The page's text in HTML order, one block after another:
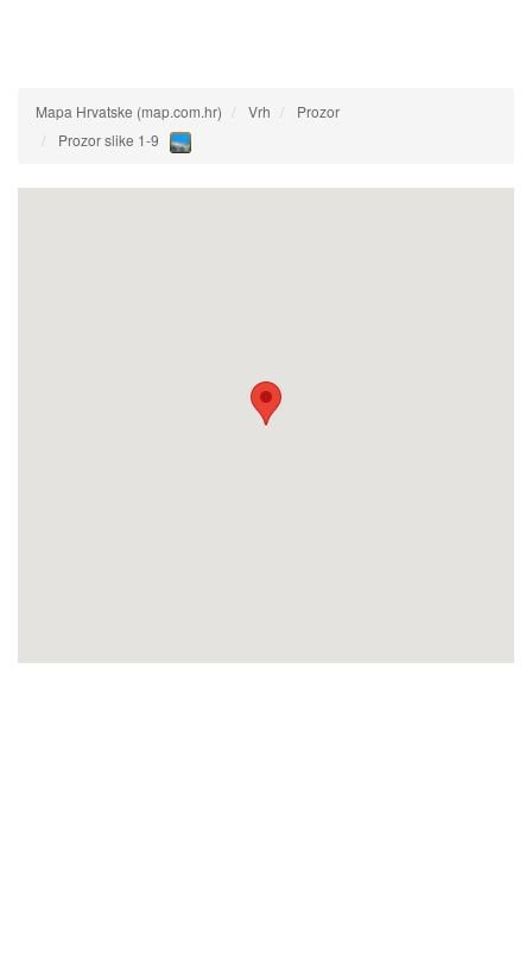
Mapa Hrvatske (map.com.hr) Vrh
Prozor
Prozor slike 1-9